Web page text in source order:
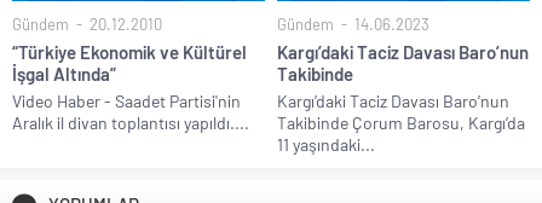
Gündem 20.12.2010
“Türkiye Ekonomik ve Kültürel
İşgal Altında”
Video Haber - Saadet Partisi'nin
Aralık il divan toplantısı yapıldı....
Gündem 14.06.2023
Kargı’daki Taciz Davası Baro’nun
Takibinde
Kargı’daki Taciz Davası Baro’nun
Takibinde Çorum Barosu, Kargı’da
11 yaşındaki...